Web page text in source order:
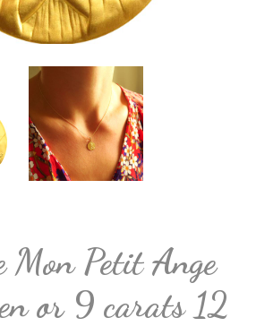
Mon Petit Ange
or 9 carats 12